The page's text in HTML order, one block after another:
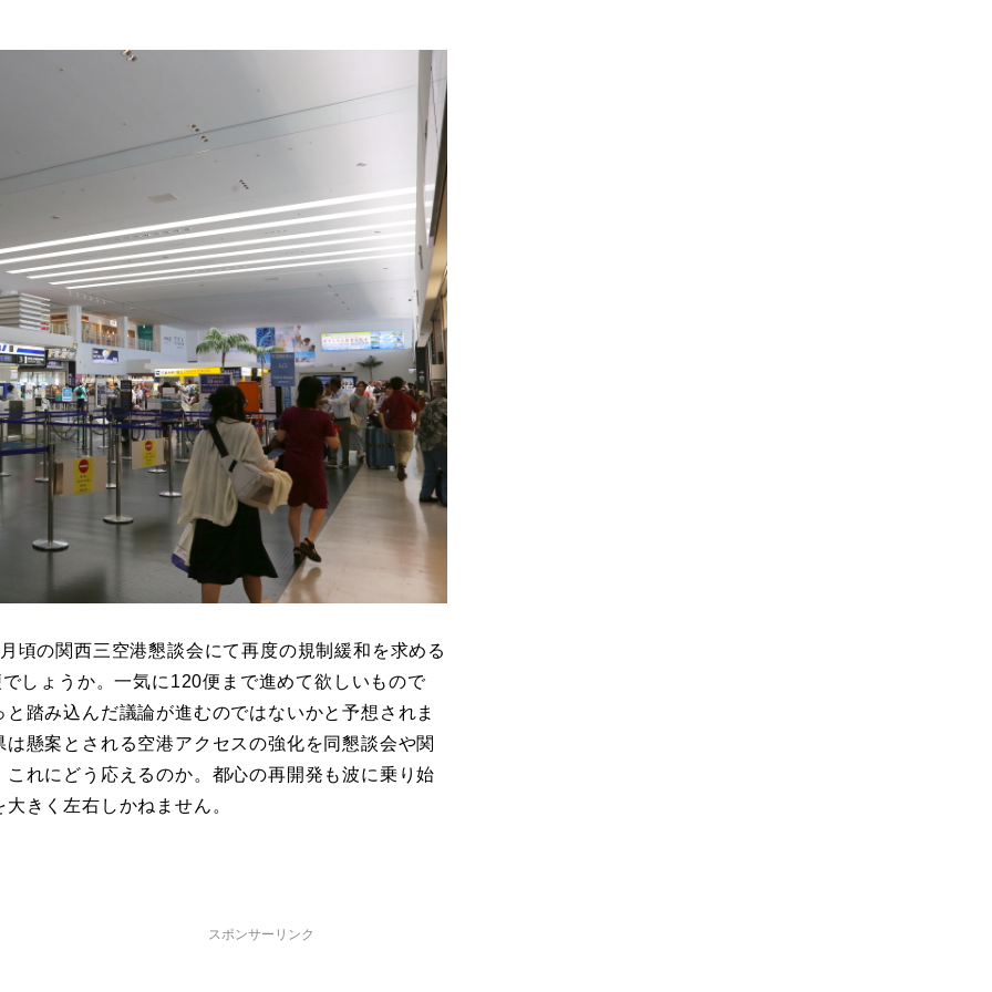
頃の関西三空港懇談会にて再度の規制緩和を求める
しょうか。一気に120便まで進めて欲しいもので
踏み込んだ議論が進むのではないかと予想されま
懸案とされる空港アクセスの強化を同懇談会や関
れにどう応えるのか。都心の再開発も波に乗り始
きく左右しかねません。
スポンサーリンク